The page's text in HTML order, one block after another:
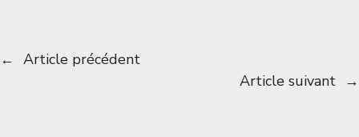
← Article précédent
Article suivant →